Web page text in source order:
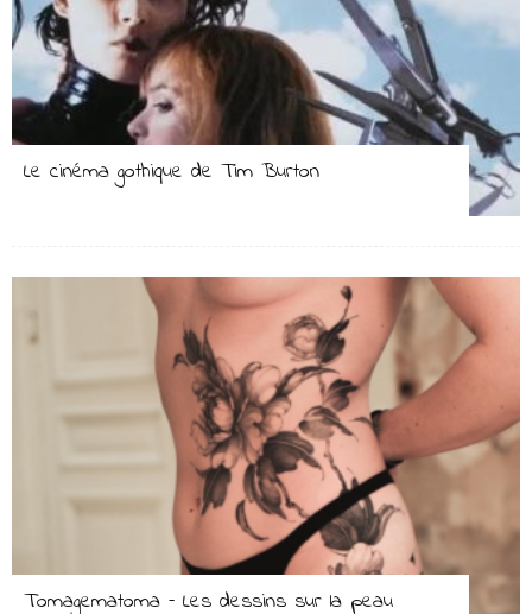
Le cinéma gothique de Tim Burton
Tomagematoma – Les dessins sur la peau